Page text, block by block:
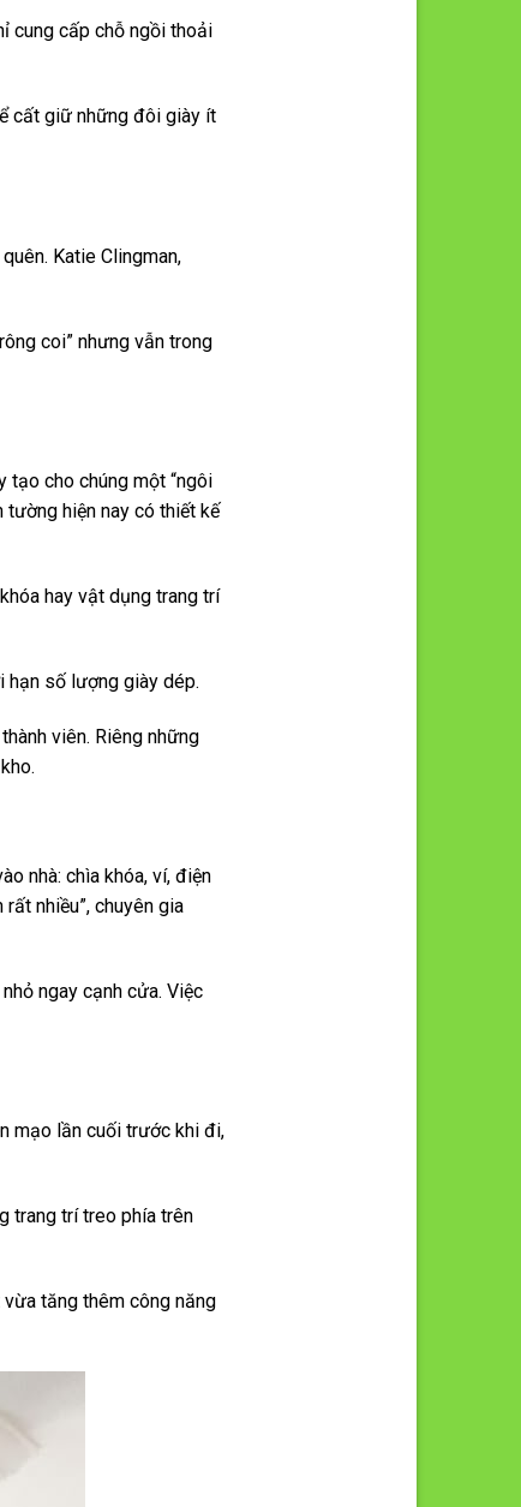
cung cấp chỗ ngồi thoải
cất giữ những đôi giày ít
Katie Clingman,
coi” nhưng vẫn trong
tạo cho chúng một “ngôi
tường hiện nay có thiết kế
hay vật dụng trang trí
hạn số lượng giày dép.
viên. Riêng những
nhà: chìa khóa, ví, điện
nhiều”, chuyên gia
ngay cạnh cửa. Việc
mạo lần cuối trước khi đi,
trang trí treo phía trên
tăng thêm công năng